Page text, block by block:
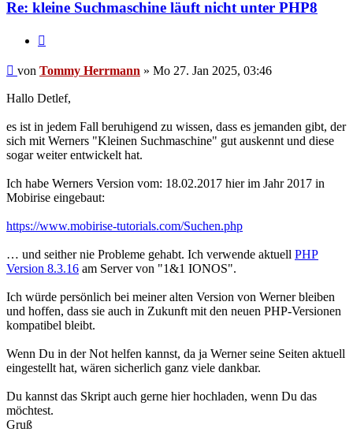
Re: kleine Suchmaschine läuft nicht unter PHP8
Ungelesener
von Tommy Herrmann » Mo 27. Jan 2025, 03:46
Hallo Detlef,
es ist in jedem Fall beruhigend zu wissen, dass es jemanden gibt, der
sich mit Werners "Kleinen Suchmaschine" gut auskennt und diese
sogar weiter entwickelt hat.
Ich habe Werners Version vom: 18.02.2017 hier im Jahr 2017 in
Mobirise eingebaut:
https://www.mobirise-tutorials.com/Suchen.php
… und seither nie Probleme gehabt. Ich verwende aktuell PHP
Version 8.3.16 am Server von "1&1 IONOS".
Ich würde persönlich bei meiner alten Version von Werner bleiben
und hoffen, dass sie auch in Zukunft mit den neuen PHP-Versionen
kompatibel bleibt.
Wenn Du in der Not helfen kannst, da ja Werner seine Seiten aktuell
eingestellt hat, wären sicherlich ganz viele dankbar.
Du kannst das Skript auch gerne hier hochladen, wenn Du das
möchtest.
Gruß